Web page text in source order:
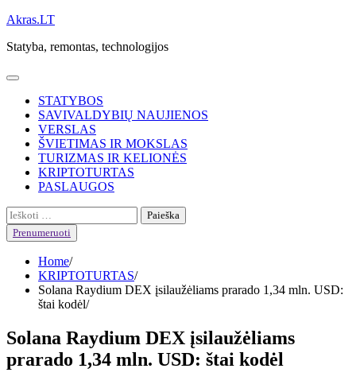
Skip
content
Akras.LT
Statyba, remontas, technologijos
STATYBOS
SAVIVALDYBIŲ NAUJIENOS
VERSLAS
ŠVIETIMAS IR MOKSLAS
TURIZMAS IR KELIONĖS
KRIPTOTURTAS
PASLAUGOS
Ieškoti:
Prenumeruoti
Home
KRIPTOTURTAS
Solana Raydium DEX įsilaužėliams prarado 1,34 mln. USD:
štai kodėl
Solana Raydium DEX įsilaužėliams
prarado 1,34 mln. USD: štai kodėl